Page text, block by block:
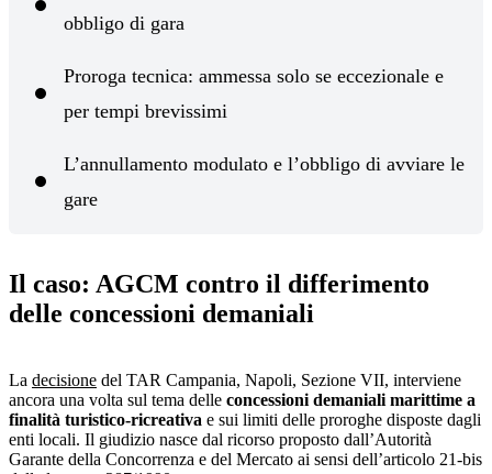
obbligo di gara
Proroga tecnica: ammessa solo se eccezionale e
per tempi brevissimi
L’annullamento modulato e l’obbligo di avviare le
gare
Il caso: AGCM contro il differimento
delle concessioni demaniali
La decisione del TAR Campania, Napoli, Sezione VII, interviene
ancora una volta sul tema delle concessioni demaniali marittime a
finalità turistico-ricreativa e sui limiti delle proroghe disposte dagli
enti locali. Il giudizio nasce dal ricorso proposto dall’Autorità
Garante della Concorrenza e del Mercato ai sensi dell’articolo 21-bis